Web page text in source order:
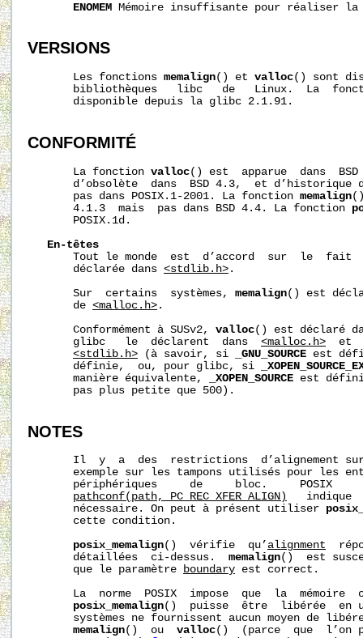
ENOMEM Mémoire insuffisante pour réaliser la
VERSIONS
       Les fonctions
memalign() et valloc() sont
bibliothèques   libc   de   Linux.  La
       disponible depuis la glibc 2.1.91.
CONFORMITÉ
       La fonction
valloc() est  apparue  dans
d’obsolète  dans  BSD 4.3,  et d’historique
       pas dans POSIX.1-2001. La fonction
memalign
       4.1.3  mais  pas dans BSD 4.4. La fonction
       POSIX.1d.
En-têtes
Tout le monde  est  d’accord  sur  le
       déclarée dans
<stdlib.h> .
       Sur  certains  systèmes,
memalign() est
       de
<malloc.h> .
       Conformément à SUSv2,
valloc() est déclaré
       glibc   le  déclarent  dans
<malloc.h>
et
<stdlib.h> (à savoir, si _GNU_SOURCE est
       définie,  ou, pour glibc, si
       manière équivalente,
_XOPEN_SOURCE est
       pas plus petite que 500).
NOTES
Il  y  a  des  restrictions  d’alignement
exemple sur les tampons utilisés pour les
périphériques     de     bloc.     POSIX
pathconf(path,_PC_REC_XFER_ALIGN)
indique
       nécessaire. On peut à présent utiliser
       cette condition.
posix_memalign()  vérifie  qu’ alignment
       détaillées  ci-dessus.
memalign()  est
       que le paramètre
boundary est correct.
La  norme  POSIX  impose  que  la  mémoire
posix_memalign()  puisse  être  libérée
systèmes ne fournissent aucun moyen de
memalign()  ou valloc()  (parce  que  l’on